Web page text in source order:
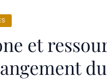
et